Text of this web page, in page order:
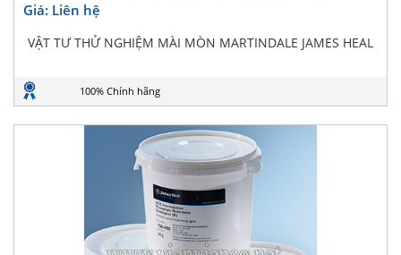
Giá: Liên hệ
VẬT TƯ THỬ NGHIỆM MÀI MÒN MARTINDALE JAMES HEAL
100% Chính hãng